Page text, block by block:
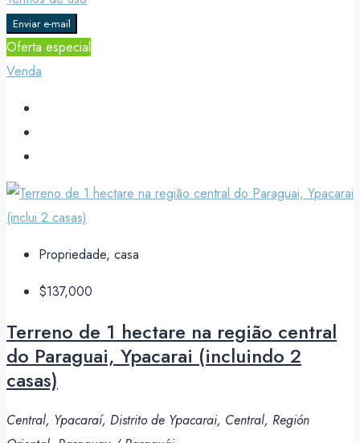
Enviar e-mail
Oferta especial
Venda
Propriedade, casa
$137,000
Terreno de 1 hectare na região central
do Paraguai, Ypacarai (incluindo 2
casas)
Central, Ypacaraí, Distrito de Ypacarai, Central, Región